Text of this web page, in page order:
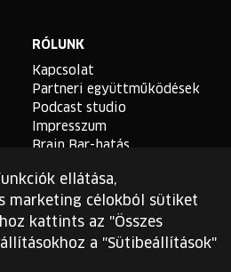
RÓLUNK
Kapcsolat
Partneri együttműködések
Podcast studio
Impresszum
Brain Bar-hatás
ellátása,
marketing célokból sütiket
kattints az "Összes
a "Sütibeállítások"